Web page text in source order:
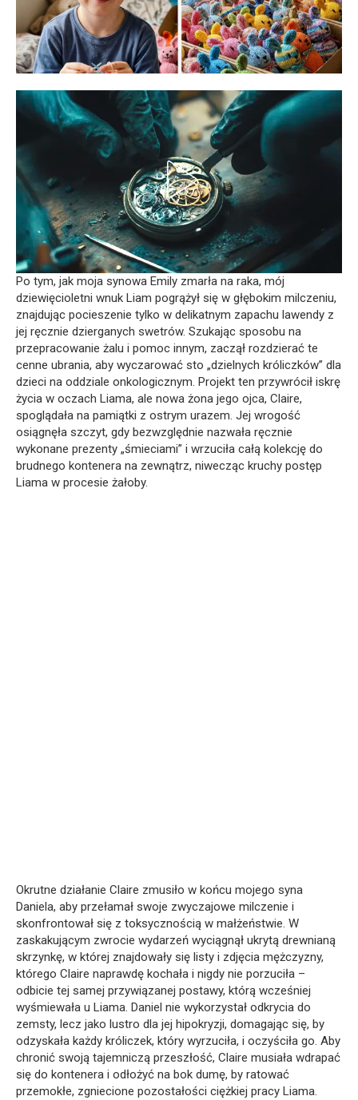
Po tym, jak moja synowa Emily zmarła na raka, mój
dziewięcioletni wnuk Liam pogrążył się w głębokim milczeniu,
znajdując pocieszenie tylko w delikatnym zapachu lawendy z
jej ręcznie dzierganych swetrów. Szukając sposobu na
przepracowanie żalu i pomoc innym, zaczął rozdzierać te
cenne ubrania, aby wyczarować sto „dzielnych króliczków” dla
dzieci na oddziale onkologicznym. Projekt ten przywrócił iskrę
życia w oczach Liama, ale nowa żona jego ojca, Claire,
spoglądała na pamiątki z ostrym urazem. Jej wrogość
osiągnęła szczyt, gdy bezwzględnie nazwała ręcznie
wykonane prezenty „śmieciami” i wrzuciła całą kolekcję do
brudnego kontenera na zewnątrz, niwecząc kruchy postęp
Liama w procesie żałoby.
Okrutne działanie Claire zmusiło w końcu mojego syna
Daniela, aby przełamał swoje zwyczajowe milczenie i
skonfrontował się z toksycznością w małżeństwie. W
zaskakującym zwrocie wydarzeń wyciągnął ukrytą drewnianą
skrzynkę, w której znajdowały się listy i zdjęcia mężczyzny,
którego Claire naprawdę kochała i nigdy nie porzuciła –
odbicie tej samej przywiązanej postawy, którą wcześniej
wyśmiewała u Liama. Daniel nie wykorzystał odkrycia do
zemsty, lecz jako lustro dla jej hipokryzji, domagając się, by
odzyskała każdy króliczek, który wyrzuciła, i oczyściła go. Aby
chronić swoją tajemniczą przeszłość, Claire musiała wdrapać
się do kontenera i odłożyć na bok dumę, by ratować
przemokłe, zgniecione pozostałości ciężkiej pracy Liama.